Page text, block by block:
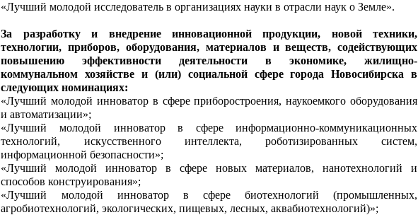
«Лучший молодой исследователь в организациях науки в отрасли наук о Земле».
За разработку и внедрение инновационной продукции, новой техники,
технологии, приборов, оборудования, материалов и веществ, содействующих
повышению эффективности деятельности в экономике, жилищно-
коммунальном хозяйстве и (или) социальной сфере города Новосибирска в
следующих номинациях:
«Лучший молодой инноватор в сфере приборостроения, наукоемкого оборудования
и автоматизации»;
«Лучший молодой инноватор в сфере информационно-коммуникационных
технологий, искусственного интеллекта, роботизированных систем,
информационной безопасности»;
«Лучший молодой инноватор в сфере новых материалов, нанотехнологий и
способов конструирования»;
«Лучший молодой инноватор в сфере биотехнологий (промышленных,
агробиотехнологий, экологических, пищевых, лесных, аквабиотехнологий)»;